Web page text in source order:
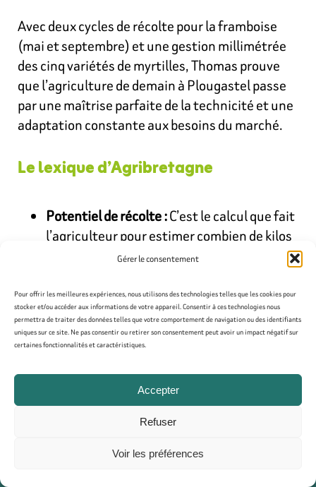
Gérer le consentement
Pour offrir les meilleures expériences, nous utilisons des technologies telles que les cookies pour
stocker et/ou accéder aux informations de votre appareil. Consentir à ces technologies nous
permettra de traiter des données telles que votre comportement de navigation ou des identifiants
uniques sur ce site. Ne pas consentir ou retirer son consentement peut avoir un impact négatif sur
certaines fonctionnalités et caractéristiques.
Accepter
Refuser
Voir les préférences
Avec deux cycles de récolte pour la framboise
(mai et septembre) et une gestion millimétrée
des cinq variétés de myrtilles, Thomas prouve
que l’agriculture de demain à Plougastel passe
par une maîtrise parfaite de la technicité et une
adaptation constante aux besoins du marché.
Le lexique d’Agribretagne
Potentiel de récolte :C’est le calcul que fait
l’agriculteur pour estimer combien de kilos
il va pouvoir vendre en observant les fleurs.
on coupe les branches pour donner une
forme spécifique (ici en cône) afin que la
lumière passe et que la cueillette soit plus
toute l’actualité d’Agriculteurs de Bretagne